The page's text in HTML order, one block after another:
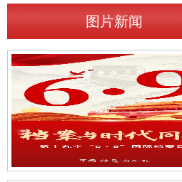
图片新闻